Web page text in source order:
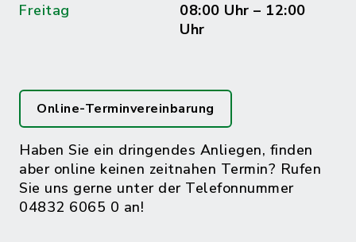
Freitag
08:00 Uhr – 12:00
Uhr
Online-Terminvereinbarung
Haben Sie ein dringendes Anliegen, finden
aber online keinen zeitnahen Termin? Rufen
Sie uns gerne unter der Telefonnummer
04832 6065 0 an!